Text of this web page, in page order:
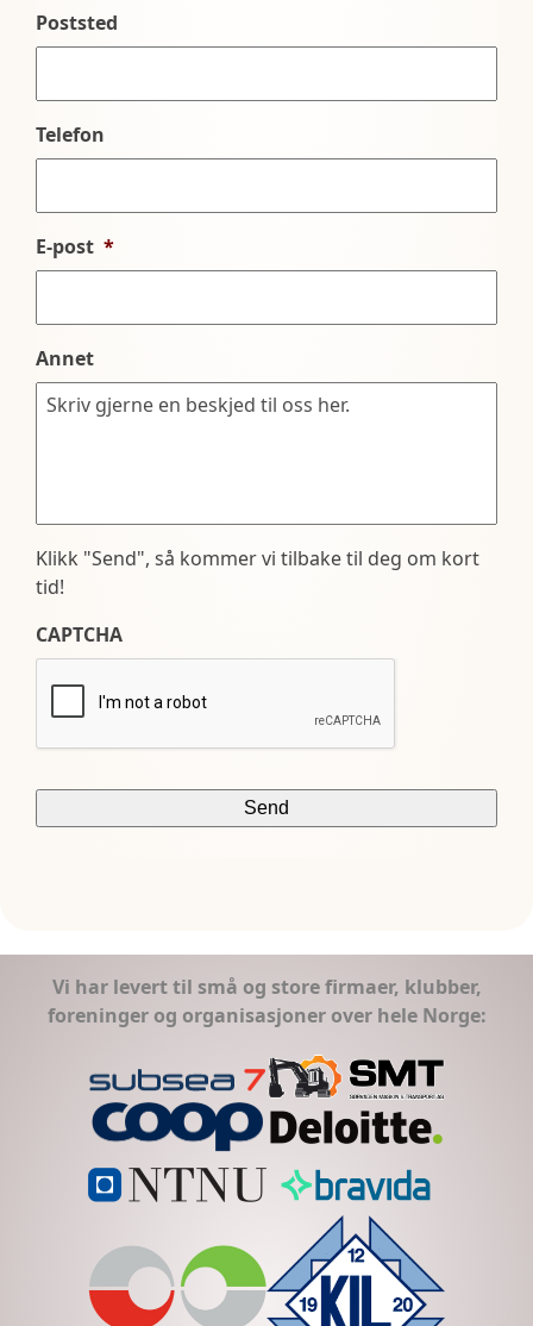
Poststed
Telefon
E-post *
Annet
Klikk "Send", så kommer vi tilbake til deg om kort
tid!
CAPTCHA
Vi har levert til små og store firmaer, klubber,
foreninger og organisasjoner over hele Norge: